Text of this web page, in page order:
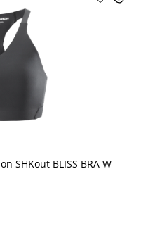
SHKout BLISS BRA W